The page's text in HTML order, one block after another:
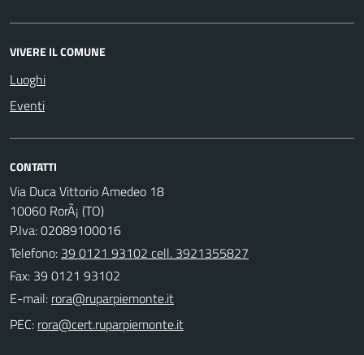
VIVERE IL COMUNE
Luoghi
Eventi
CONTATTI
Via Duca Vittorio Amedeo 18
10060 RorÃ¡ (TO)
P.Iva: 02089100016
Telefono: 39 0121 93102 cell. 3921355827
Fax: 39 0121 93102
E-mail:
PEC: